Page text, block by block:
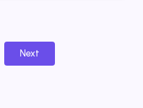
Next